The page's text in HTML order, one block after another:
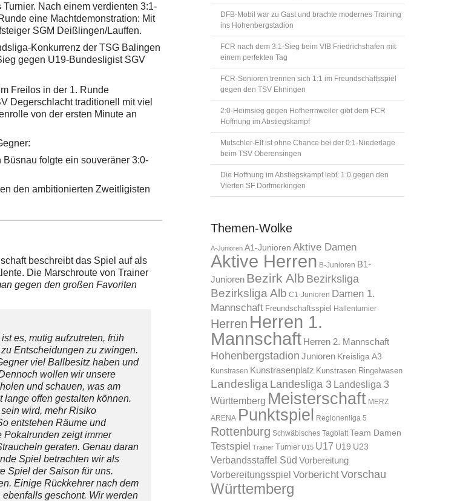
Nach einem verdienten 3:1-
eine Machtdemonstration: Mit
SGM Deißlingen/Lauffen.
Konkurrenz der TSG Balingen
gegen U19-Bundesligist SGV
Freilos in der 1. Runde
Degerschlacht traditionell mit viel
von der ersten Minute an
folgte ein souveräner 3:0-
den ambitionierten Zweitligisten
beschreibt das Spiel auf als
Die Marschroute von Trainer
gegen den großen Favoriten
es, mutig aufzutreten, früh
Entscheidungen zu zwingen.
viel Ballbesitz haben und
wollen wir unsere
und schauen, was am
offen gestalten können.
wird, mehr Risiko
entstehen Räume und
Pokalrunden zeigt immer
geraten. Genau daran
Spiel betrachten wir als
Spiel der Saison für uns.
Einige Rückkehrer nach dem
geschont. Wir werden
DFB-Mobil war zu Gast und brachte modernes Training
ins Hohenbergstadion
FCR nach dem 3:1-Sieg beim VfB Friedrichshafen mit
einem perfekten Tag
FCR-Senioren trennen sich 1:1 im Freundschaftsspiel
gegen den TSV Ehningen
2:0-Heimsieg gegen Hofherrnweiler gibt dem FCR
Hoffnung im Abstiegskampf
Mutschler-Elf ist ohne Chance bei der 0:1-Niederlage
beim TSV Oberensingen
Die Hoffnung im Abstiegskampf lebt: 1:0 gegen den
Vierten SF Dorfmerkingen
Themen-Wolke
A-Junioren A1-Junioren Aktive Damen
Aktive Herren B-Junioren B1-
Junioren Bezirk Alb Bezirksliga
Bezirksliga Alb C1-Junioren Damen 1.
Mannschaft Freundschaftsspiel Hallenturnier
Herren Herren 1.
Mannschaft Herren 2. Mannschaft
Hohenbergstadion Junioren Kreisliga A3
Kunstrasen Kunstrasenplatz Kunstrasen Ringelwasen
Landesliga Landesliga 3 Landesliga 3
Württemberg Meisterschaft MERZ
ARENA Punktspiel Regionenliga 5
Rottenburg Schwäbisches Tagblatt Team Damen
Testspiel Trainer Turnier U15 U17 U19 U23
Verbandsstaffel Süd Vorbereitung
Vorbereitungsspiel VorberichtVorschau
Württemberg